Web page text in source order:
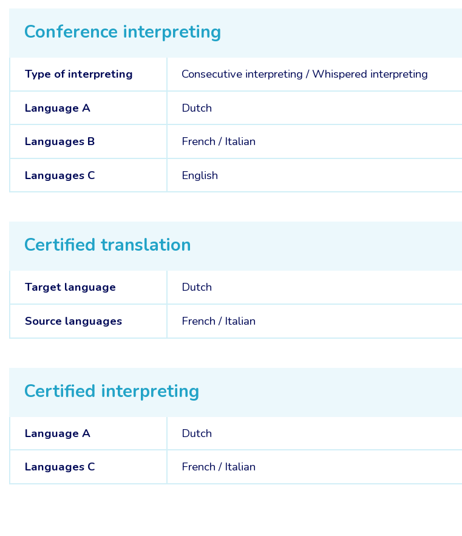
Conference interpreting
Type of interpreting Consecutive interpreting/Whispered interpreting
Language A Dutch
Languages B French / Italian
Languages C English
Certified translation
Target language Dutch
Source languages French / Italian
Certified interpreting
Language A Dutch
Languages C French / Italian